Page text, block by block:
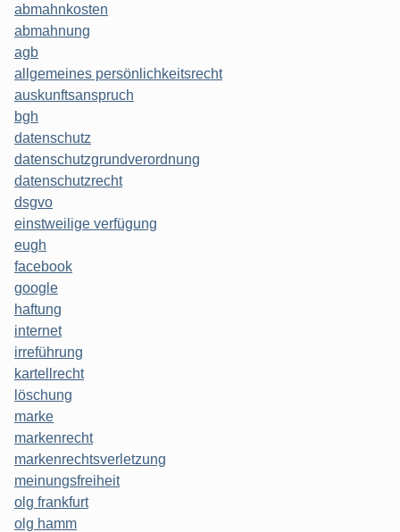
abmahnkosten
abmahnung
agb
allgemeines persönlichkeitsrecht
auskunftsanspruch
bgh
datenschutz
datenschutzgrundverordnung
datenschutzrecht
dsgvo
einstweilige verfügung
eugh
facebook
google
haftung
internet
irreführung
kartellrecht
löschung
marke
markenrecht
markenrechtsverletzung
meinungsfreiheit
olg frankfurt
olg hamm